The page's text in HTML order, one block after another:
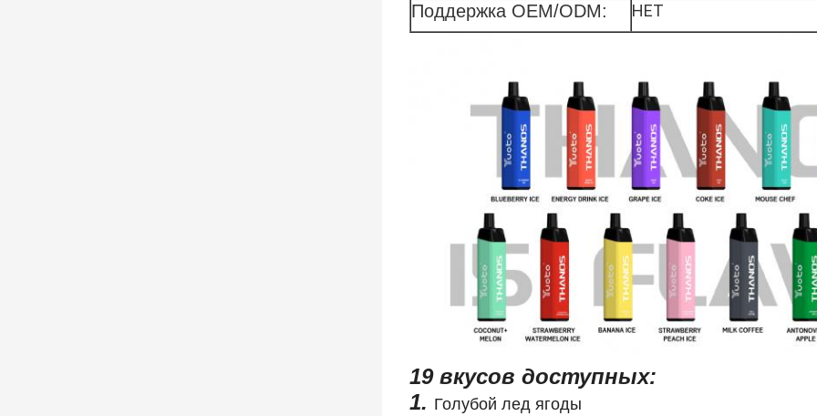
Поддержка OEM/ODM: НЕТ
19 вкусов доступных:
1. Голубой лед ягоды